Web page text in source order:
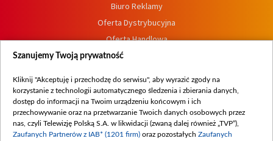
Biuro Reklamy
Oferta Dystrybucyjna
Oferta Handlowa
Dostępność
Procedura zgłoszeń wewnętrznych
Szanujemy Twoją prywatność
Kliknij "Akceptuję i przechodzę do serwisu", aby wyrazić zgody na
korzystanie z technologii automatycznego śledzenia i zbierania danych,
dostęp do informacji na Twoim urządzeniu końcowym i ich
przechowywanie oraz na przetwarzanie Twoich danych osobowych przez
nas, czyli Telewizję Polską S.A. w likwidacji (zwaną dalej również „TVP”),
Zaufanych Partnerów z IAB* (1201 firm) oraz pozostałych Zaufanych